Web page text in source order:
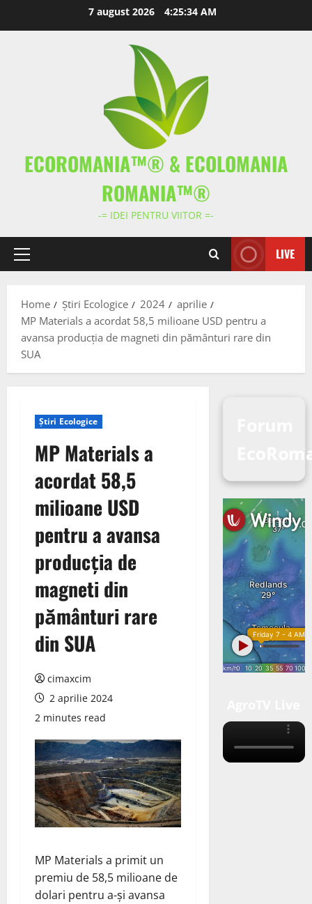
7 august 2026 4:25:34 AM
ECOROMANIA™® & ECOLOMANIA
ROMANIA™®
-= IDEI PENTRU VIITOR =-
Primary
LIVE
Home Știri Ecologice 2024
aprilie
MP Materials a acordat 58,5 milioane USD pentru a
avansa producția de magneti din pământuri rare din
SUA
Știri Ecologice
MP Materials a
acordat 58,5
milioane USD
pentru a avansa
producția de
magneti din
pământuri rare
din SUA
cimaxcim
2 aprilie 2024
2 minutes read
MP Materials a primit un
premiu de 58,5 milioane de
dolari pentru a-și avansa